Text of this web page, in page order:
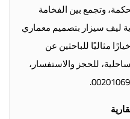
وتجمع بين الفخامة
ليف سيزار بتصميم معماري
مثاليًا للباحثين عن
للحجز والاستفسار،